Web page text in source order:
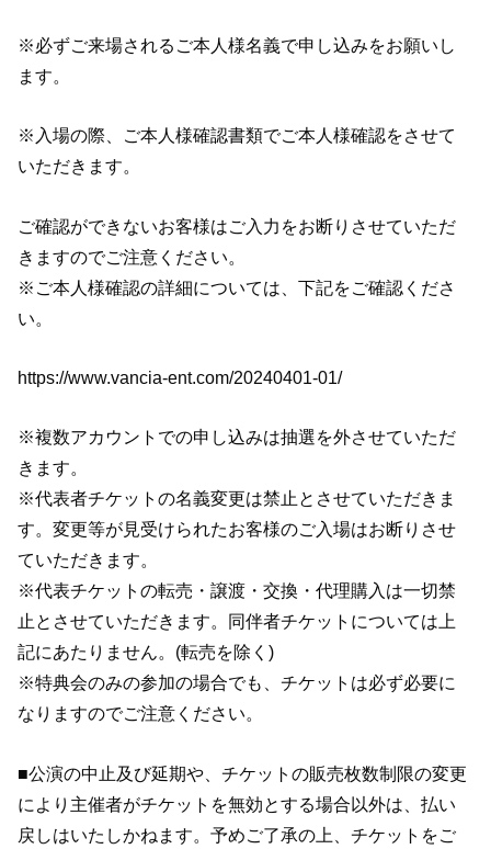
※必ずご来場されるご本人様名義で申し込みをお願いし
ます。
※入場の際、ご本人様確認書類でご本人様確認をさせて
いただきます。
ご確認ができないお客様はご入力をお断りさせていただ
きますのでご注意ください。
※ご本人様確認の詳細については、下記をご確認くださ
い。
https://www.vancia-ent.com/20240401-01/
※複数アカウントでの申し込みは抽選を外させていただ
きます。
※代表者チケットの名義変更は禁止とさせていただきま
す。変更等が見受けられたお客様のご入場はお断りさせ
ていただきます。
※代表チケットの転売・譲渡・交換・代理購入は一切禁
止とさせていただきます。同伴者チケットについては上
記にあたりません。(転売を除く)
※特典会のみの参加の場合でも、チケットは必ず必要に
なりますのでご注意ください。
■公演の中止及び延期や、チケットの販売枚数制限の変更
により主催者がチケットを無効とする場合以外は、払い
戻しはいたしかねます。予めご了承の上、チケットをご